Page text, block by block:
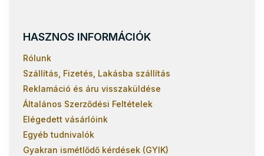
HASZNOS INFORMÁCIÓK
Rólunk
Szállítás, Fizetés, Lakásba szállítás
Reklamáció és áru visszaküldése
Általános Szerződési Feltételek
Elégedett vásárlóink
Egyéb tudnivalók
Gyakran ismétlődő kérdések (GYIK)